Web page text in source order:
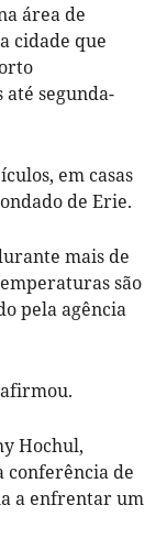
área de
cidade que
segunda-
em casas
de Erie.
mais de
são
pela agência
Hochul,
conferência de
a enfrentar um